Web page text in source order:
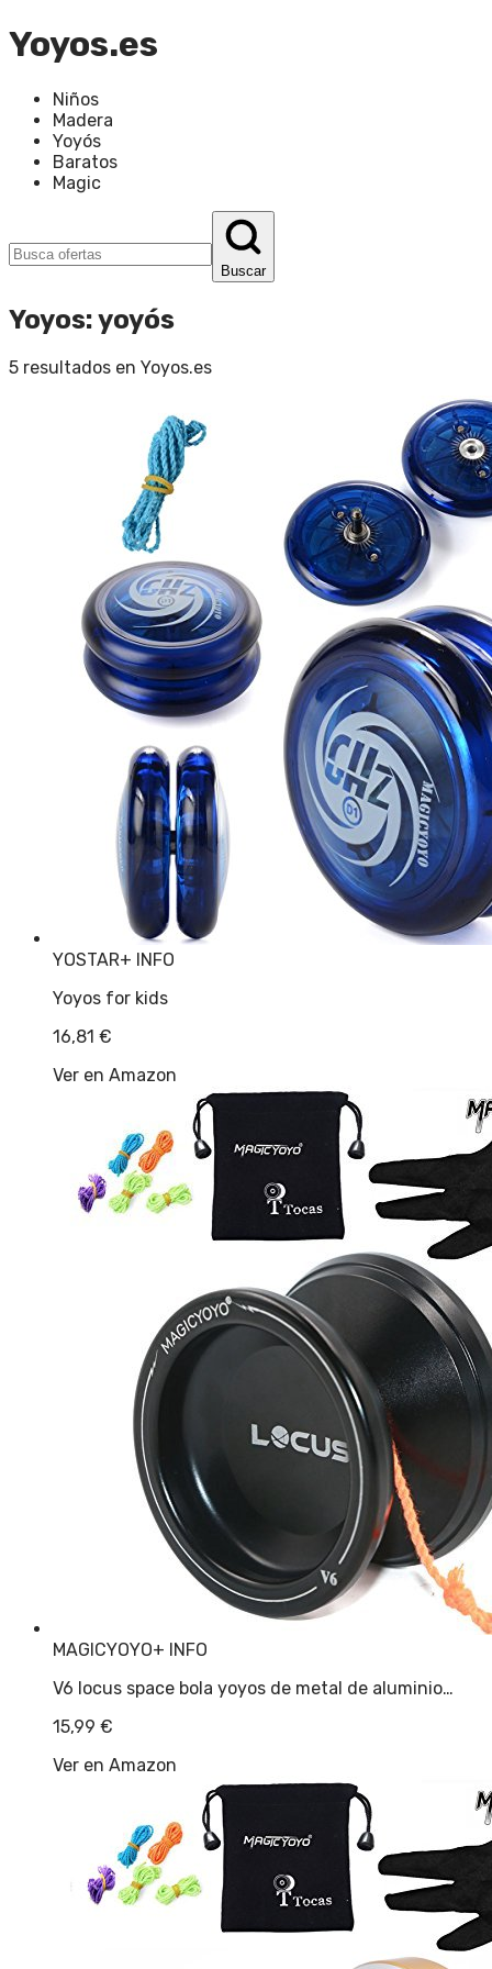
Yoyos.es
Niños
Madera
Yoyós
Baratos
Magic
Buscar
Yoyos:yoyós
5 resultados en Yoyos.es
YOSTAR+ INFO
Yoyos for kids
16,81 €
Ver en Amazon
MAGICYOYO+ INFO
V6 locus space bola yoyos de metal de aluminio…
15,99 €
Ver en Amazon